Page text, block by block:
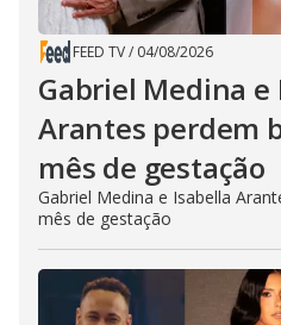
FEED TV/ 04/08/2026
Gabriel Medina e
Arantes perdem
mês de gestação
Gabriel Medina e Isabella
mês de gestação